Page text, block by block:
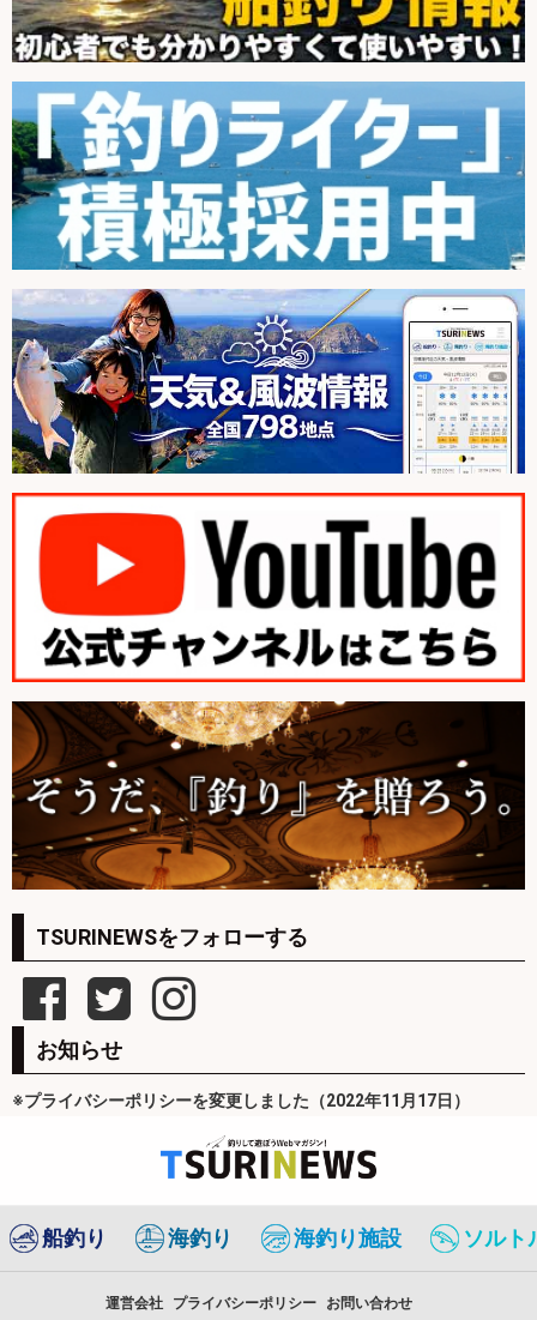
TSURINEWSをフォローする
お知らせ
※プライバシーポリシーを変更しました（2022年11月17日）
船釣り 海釣り 海釣り施設 ソルト
運営会社 プライバシーポリシー お問い合わせ